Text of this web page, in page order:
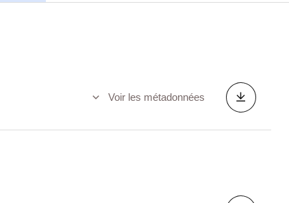
Voir les métadonnées